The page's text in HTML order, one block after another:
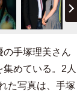
の手塚理美さん
集めている。2人
た写真は、手塚